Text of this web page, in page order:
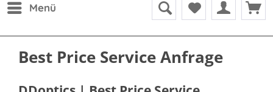
Menü
Best Price Service Anfrage